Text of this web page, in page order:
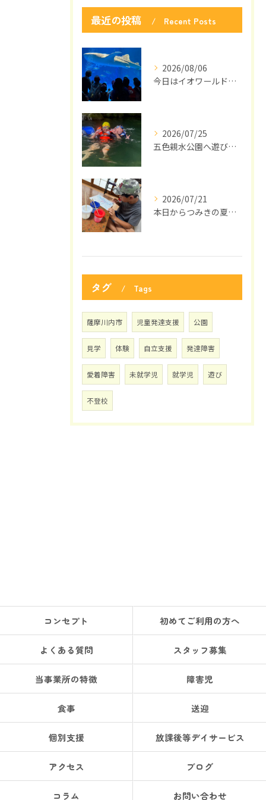
最近の投稿 Recent Posts
2026/08/06
今日はイオワールドかごしま水族館に行ってきました🐬🎉
2026/07/25
五色親水公園へ遊びに来ました🌻🌞
2026/07/21
本日からつみきの夏休みがスタートしました🌞
タグ Tags
薩摩川内市 児童発達支援 公園
見学 体験 自立支援 発達障害
愛着障害 未就学児 就学児 遊び
不登校
コンセプト 初めてご利用の方へ
よくある質問 スタッフ募集
当事業所の特徴 障害児
食事 送迎
個別支援 放課後等デイサービス
アクセス ブログ
コラム お問い合わせ